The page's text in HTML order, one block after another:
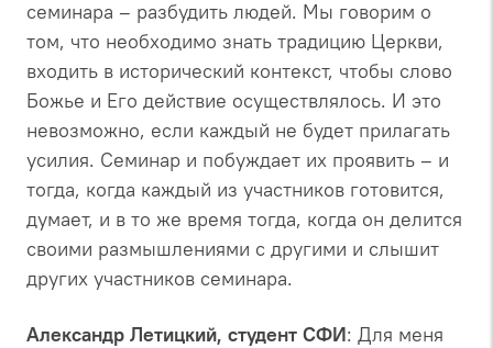
семинара – разбудить людей. Мы говорим о
том, что необходимо знать традицию Церкви,
входить в исторический контекст, чтобы слово
Божье и Его действие осуществлялось. И это
невозможно, если каждый не будет прилагать
усилия. Семинар и побуждает их проявить – и
тогда, когда каждый из участников готовится,
думает, и в то же время тогда, когда он делится
своими размышлениями с другими и слышит
других участников семинара.
Александр Летицкий, студент СФИ: Для меня